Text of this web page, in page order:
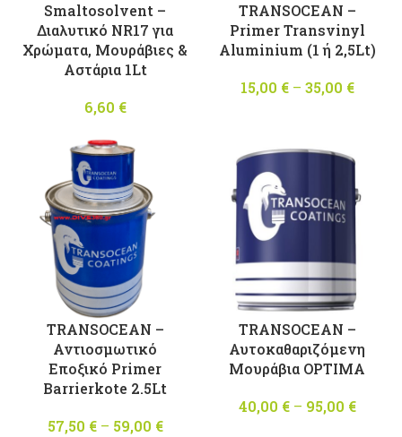
Smaltosolvent –
Διαλυτικό NR17 για
Χρώματα, Μουράβιες &
Αστάρια 1Lt
6,60 €
TRANSOCEAN –
Primer Transvinyl
Aluminium (1 ή 2,5Lt)
15,00 € – 35,00 €
TRANSOCEAN –
Αντιοσμωτικό
Εποξικό Primer
Barrierkote 2.5Lt
57,50 € – 59,00 €
TRANSOCEAN –
Αυτοκαθαριζόμενη
Μουράβια OPTIMA
40,00 € – 95,00 €